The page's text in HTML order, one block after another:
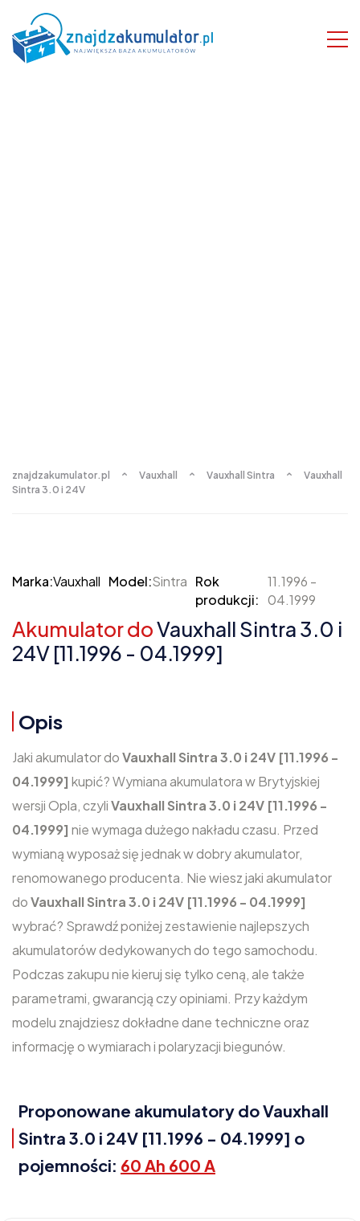
znajdzakumulator.pl Vauxhall Vauxhall Sintra
Vauxhall
Sintra 3.0 i 24V
Marka:Vauxhall Model:Sintra Rok
produkcji:
11.1996 -
04.1999
Akumulator doVauxhall Sintra 3.0 i
24V [11.1996 - 04.1999]
Opis
Jaki akumulator doVauxhall Sintra 3.0 i 24V [11.1996 -
04.1999] kupić? Wymiana akumulatora w Brytyjskiej
wersji Opla, czyliVauxhall Sintra 3.0 i 24V [11.1996 -
04.1999] nie wymaga dużego nakładu czasu. Przed
wymianą wyposaż się jednak w dobry akumulator,
renomowanego producenta. Nie wiesz jaki akumulator
doVauxhall Sintra 3.0 i 24V [11.1996 - 04.1999]
wybrać? Sprawdź poniżej zestawienie najlepszych
akumulatorów dedykowanych do tego samochodu.
Podczas zakupu nie kieruj się tylko ceną, ale także
parametrami, gwarancją czy opiniami. Przy każdym
modelu znajdziesz dokładne dane techniczne oraz
informację o wymiarach i polaryzacji biegunów.
Proponowane akumulatory do Vauxhall
Sintra 3.0 i 24V [11.1996 - 04.1999] o
pojemności: 60 Ah 600 A